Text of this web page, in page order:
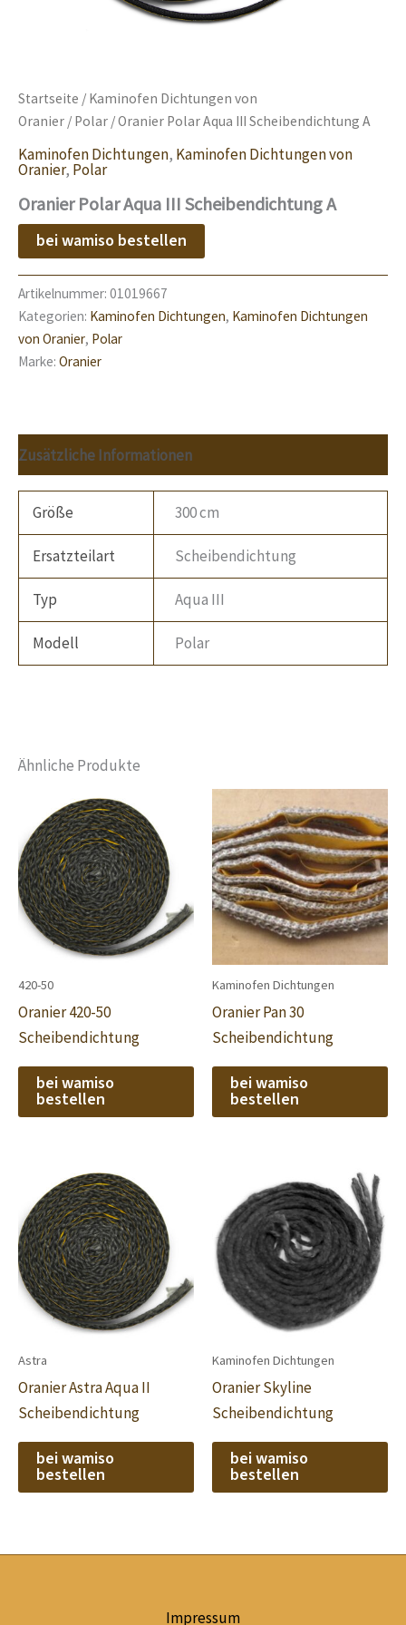
Startseite / Kaminofen Dichtungen von
Oranier / Polar / Oranier Polar Aqua III Scheibendichtung A
Kaminofen Dichtungen, Kaminofen Dichtungen von
Oranier, Polar
Oranier Polar Aqua III Scheibendichtung A
bei wamiso bestellen
Artikelnummer: 01019667
Kategorien: Kaminofen Dichtungen, Kaminofen Dichtungen
von Oranier, Polar
Marke: Oranier
Zusätzliche Informationen
Größe 300 cm
Ersatzteilart Scheibendichtung
Typ Aqua III
Modell Polar
Ähnliche Produkte
420-50
Oranier 420-50
Scheibendichtung
bei wamiso
bestellen
Kaminofen Dichtungen
Oranier Pan 30
Scheibendichtung
bei wamiso
bestellen
Astra
Oranier Astra Aqua II
Scheibendichtung
bei wamiso
bestellen
Kaminofen Dichtungen
Oranier Skyline
Scheibendichtung
bei wamiso
bestellen
Impressum